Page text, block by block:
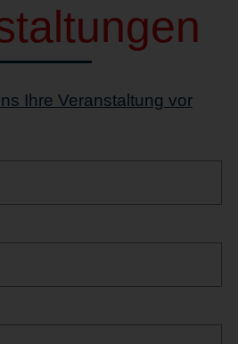
Ihre Veranstaltung vor